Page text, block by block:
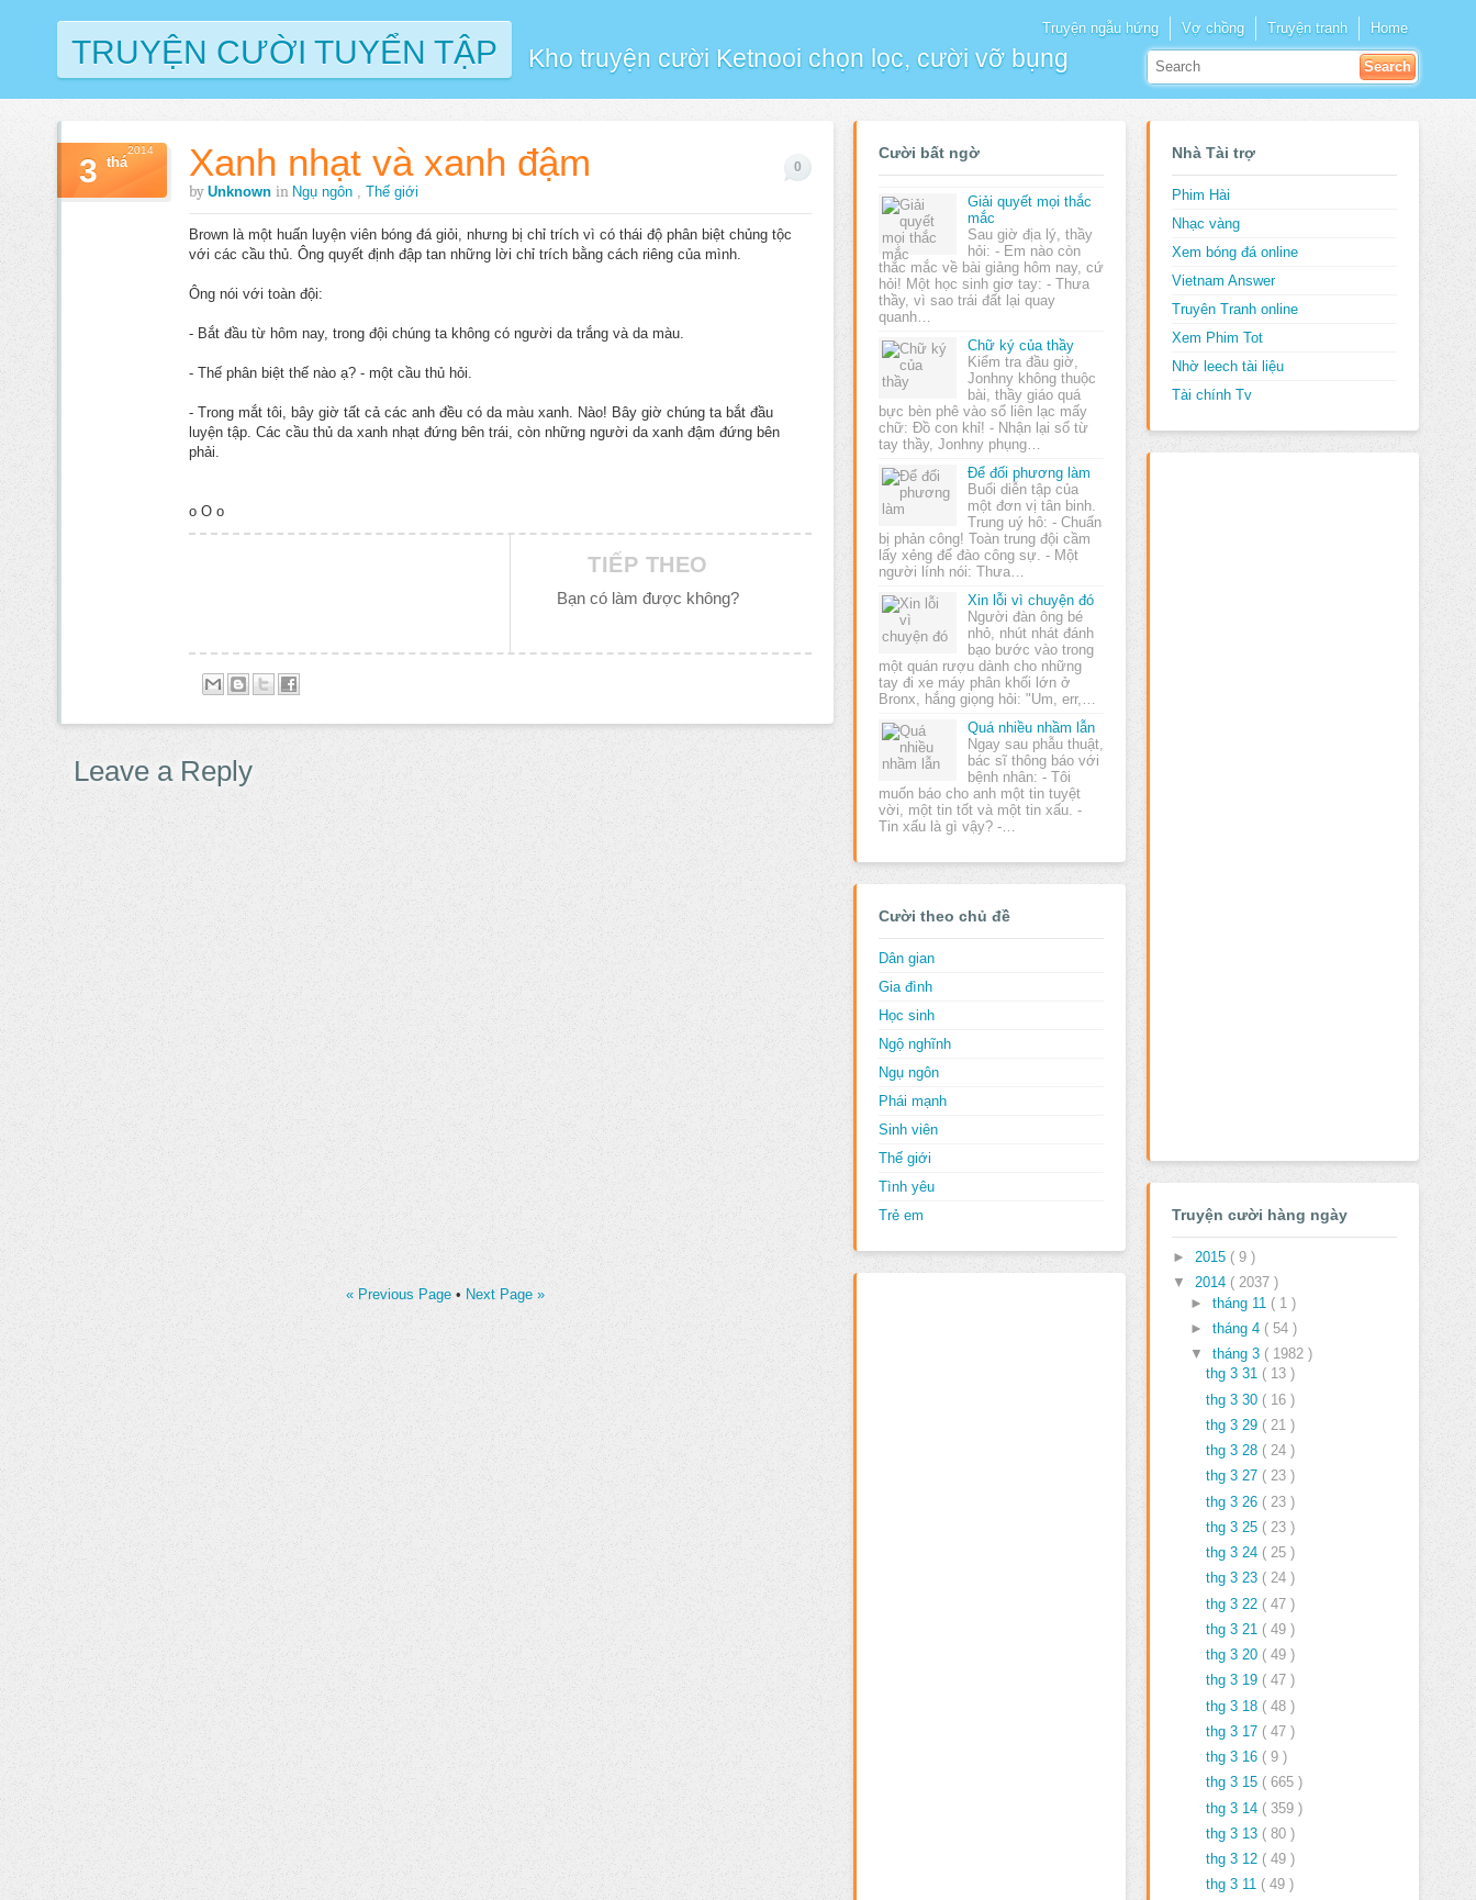
TRUYỆN CƯỜI TUYỂN TẬP Kho truyện cười Ketnooi chọn lọc, cười vỡ bụng
Truyện ngẫu hứng Vợ chồng Truyện tranh Home
Xanh nhạt và xanh đậm
by Unknown in Ngụ ngôn , Thế giới
3 thá
2014
0
Brown là một huấn luyện viên bóng đá giỏi, nhưng bị chỉ trích vì có thái độ phân biệt chủng tộc
với các cầu thủ. Ông quyết định đập tan những lời chỉ trích bằng cách riêng của mình.
Ông nói với toàn đội:
- Bắt đầu từ hôm nay, trong đội chúng ta không có người da trắng và da màu.
- Thế phân biệt thế nào ạ? - một cầu thủ hỏi.
- Trong mắt tôi, bây giờ tất cả các anh đều có da màu xanh. Nào! Bây giờ chúng ta bắt đầu
luyện tập. Các cầu thủ da xanh nhạt đứng bên trái, còn những người da xanh đậm đứng bên
phải.
o O o
TIẾP THEO
Bạn có làm được không?
Leave a Reply
« Previous Page • Next Page »
Cười bất ngờ
Giải quyết mọi thắc
mắc
Sau giờ địa lý, thầy
hỏi: - Em nào còn
thắc mắc về bài giảng hôm nay, cứ
hỏi! Một học sinh giơ tay: - Thưa
thầy, vì sao trái đất lại quay
quanh…
Chữ ký của thầy
Kiểm tra đầu giờ,
Jonhny không thuộc
bài, thầy giáo quá
bực bèn phê vào sổ liên lạc mấy
chữ: Đồ con khỉ! - Nhận lại sổ từ
tay thầy, Jonhny phụng…
Để đối phương làm
Buổi diễn tập của
một đơn vị tân binh.
Trung uý hô: - Chuẩn
bị phản công! Toàn trung đội cầm
lấy xẻng để đào công sự. - Một
người lính nói: Thưa…
Xin lỗi vì chuyện đó
Người đàn ông bé
nhỏ, nhút nhát đánh
bạo bước vào trong
một quán rượu dành cho những
tay đi xe máy phân khối lớn ở
Bronx, hắng giọng hỏi: "Um, err,…
Quá nhiều nhầm lẫn
Ngay sau phẫu thuật,
bác sĩ thông báo với
bệnh nhân: - Tôi
muốn báo cho anh một tin tuyệt
vời, một tin tốt và một tin xấu. -
Tin xấu là gì vậy? -…
Cười theo chủ đề
Dân gian
Gia đình
Học sinh
Ngộ nghĩnh
Ngụ ngôn
Phái mạnh
Sinh viên
Thế giới
Tình yêu
Trẻ em
Nhà Tài trợ
Phim Hài
Nhạc vàng
Xem bóng đá online
Vietnam Answer
Truyên Tranh online
Xem Phim Tot
Nhờ leech tài liệu
Tài chính Tv
Truyện cười hàng ngày
► 2015 ( 9 )
▼ 2014 ( 2037 )
► tháng 11 ( 1 )
► tháng 4 ( 54 )
▼ tháng 3 ( 1982 )
thg 3 31 ( 13 )
thg 3 30 ( 16 )
thg 3 29 ( 21 )
thg 3 28 ( 24 )
thg 3 27 ( 23 )
thg 3 26 ( 23 )
thg 3 25 ( 23 )
thg 3 24 ( 25 )
thg 3 23 ( 24 )
thg 3 22 ( 47 )
thg 3 21 ( 49 )
thg 3 20 ( 49 )
thg 3 19 ( 47 )
thg 3 18 ( 48 )
thg 3 17 ( 47 )
thg 3 16 ( 9 )
thg 3 15 ( 665 )
thg 3 14 ( 359 )
thg 3 13 ( 80 )
thg 3 12 ( 49 )
thg 3 11 ( 49 )